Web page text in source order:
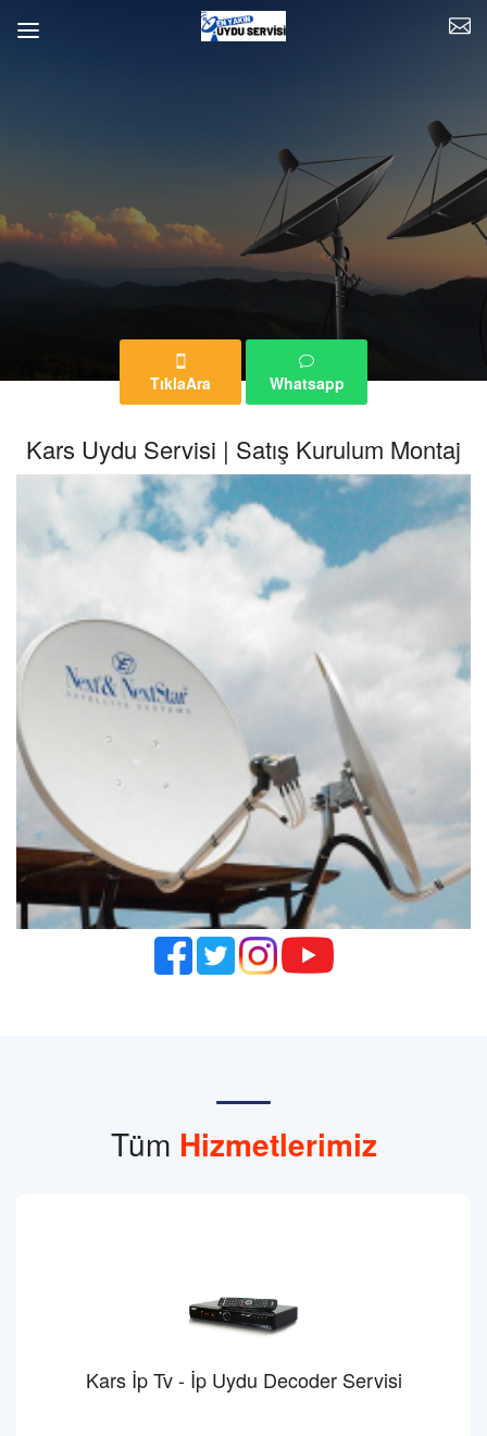
TıklaAra Whatsapp
Kars Uydu Servisi | Satış Kurulum Montaj
Tüm Hizmetlerimiz
Kars İp Tv - İp Uydu Decoder Servisi